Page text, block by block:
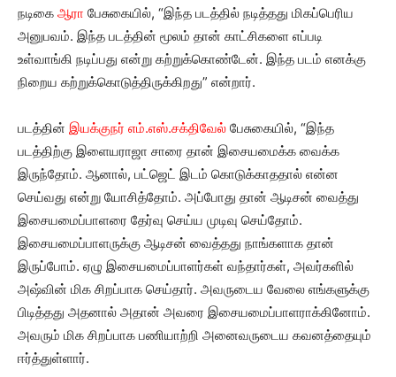
நடிகை ஆரா பேசுகையில், “இந்த படத்தில் நடித்தது மிகப்பெரிய
அனுபவம். இந்த படத்தின் மூலம் தான் காட்சிகளை எப்படி
உள்வாங்கி நடிப்பது என்று கற்றுக்கொண்டேன். இந்த படம் எனக்கு
நிறைய கற்றுக்கொடுத்திருக்கிறது” என்றார்.
படத்தின் இயக்குநர் எம்.எஸ்.சக்திவேல் பேசுகையில், “இந்த
படத்திற்கு இளையராஜா சாரை தான் இசையமைக்க வைக்க
இருந்தோம். ஆனால், பட்ஜெட் இடம் கொடுக்காததால் என்ன
செய்வது என்று யோசித்தோம். அப்போது தான் ஆடிசன் வைத்து
இசையமைப்பாளரை தேர்வு செய்ய முடிவு செய்தோம்.
இசையமைப்பாளருக்கு ஆடிசன் வைத்தது நாங்களாக தான்
இருப்போம். ஏழு இசையமைப்பாளர்கள் வந்தார்கள், அவர்களில்
அஷ்வின் மிக சிறப்பாக செய்தார். அவருடைய வேலை எங்களுக்கு
பிடித்தது அதனால் அதான் அவரை இசையமைப்பாளராக்கினோம்.
அவரும் மிக சிறப்பாக பணியாற்றி அனைவருடைய கவனத்தையும்
ஈர்த்துள்ளார்.